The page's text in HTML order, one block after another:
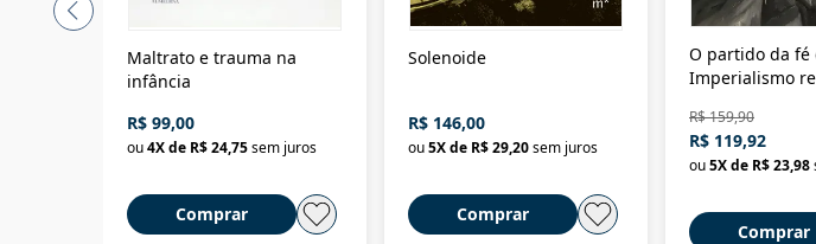
Maltrato e trauma na
infância
R$ 99,00
ou4X de R$ 24,75sem juros
Comprar
Solenoide
R$ 146,00
ou5X de R$ 29,20sem juros
Comprar
O partido da fé
Imperialismo
Brasil
R$ 159,90
R$ 119,92
ou5X de R$ 23,98
Comprar